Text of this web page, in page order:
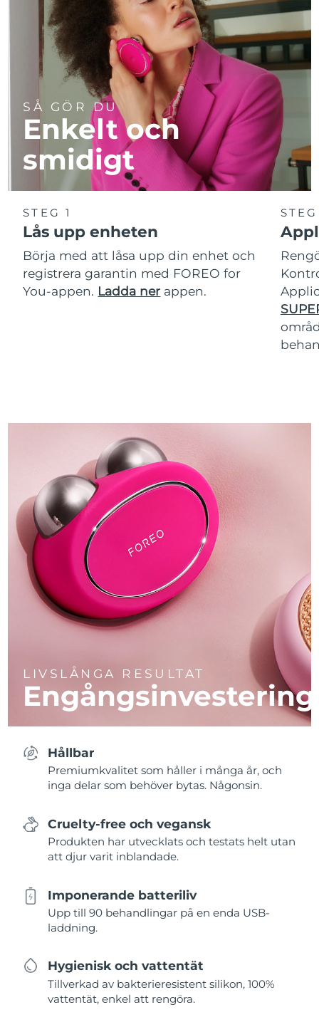
SÅ GÖR DU
Enkelt och
smidigt
STEG 1
Lås upp enheten
Börja med att låsa upp din enhet och
registrera garantin med FOREO for
You-appen. Ladda ner appen.
LIVSLÅNGA RESULTAT
Engångsinvestering
Hållbar
Premiumkvalitet som håller i många år, och
inga delar som behöver bytas. Någonsin.
Cruelty-free och vegansk
Produkten har utvecklats och testats helt utan
att djur varit inblandade.
Imponerande batteriliv
Upp till 90 behandlingar på en enda USB-
laddning.
Hygienisk och vattentät
Tillverkad av bakterieresistent silikon, 100%
vattentät, enkel att rengöra.